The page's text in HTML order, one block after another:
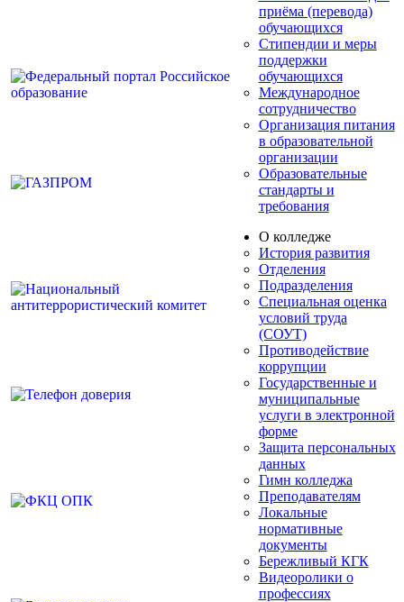
приёма (перевода)
обучающихся
Стипендии и меры
поддержки
обучающихся
Международное
сотрудничество
Организация питания
в образовательной
организации
Образовательные
стандарты и
требования
О колледже
История развития
Отделения
Подразделения
Специальная оценка
условий труда
(СОУТ)
Противодействие
коррупции
Государственные и
муниципальные
услуги в электронной
форме
Защита персональных
данных
Гимн колледжа
Преподавателям
Локальные
нормативные
документы
Бережливый КГК
Видеоролики о
профессиях